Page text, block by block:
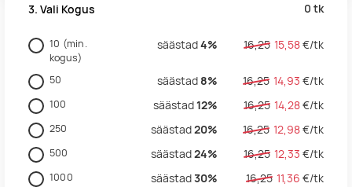
3. Vali Kogus 0 tk
10 (min.
kogus)
säästad4% 16,25 15,58€/tk
50 säästad8% 16,25 14,93 €/tk
100 säästad12% 16,25 14,28€/tk
250 säästad20% 16,25 12,98€/tk
500 säästad24% 16,25 12,33 €/tk
1000 säästad30% 16,25 11,36 €/tk